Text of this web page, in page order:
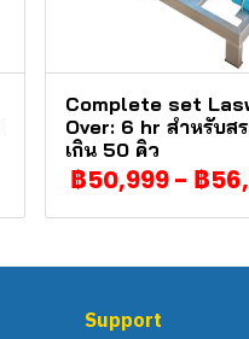
Complete set
Over: 6 hr สำหรับส
เกิน 50 คิว
฿50,999- ฿
Support